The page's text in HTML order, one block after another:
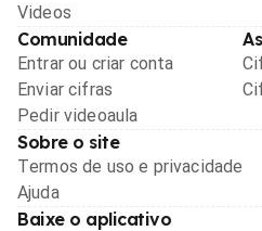
Videos
Comunidade
Entrar ou criar conta
Enviar cifras
Pedir videoaula
Sobre o site
Termos de uso e privacidade
Ajuda
Baixe o aplicativo